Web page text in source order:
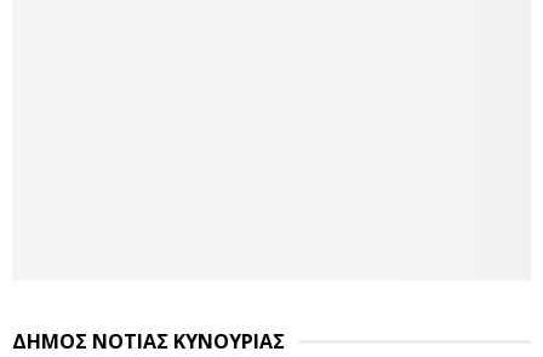
ΔΗΜΟΣ ΝΟΤΙΑΣ ΚΥΝΟΥΡΙΑΣ